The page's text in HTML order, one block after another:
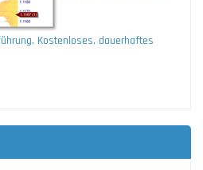
Kostenloses, dauerhaftes